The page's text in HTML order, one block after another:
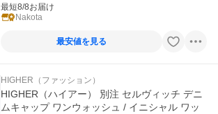
最短8/8お届け
Nakota
最安値を見る
HIGHER（ファッション）
HIGHER（ハイアー） 別注 セルヴィッチ デニ
ムキャップ ワンウォッシュ / イニシャル ワッ